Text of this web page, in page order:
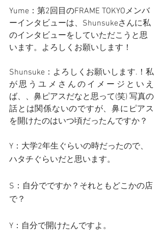
Yume：第2回目のFRAME TOKYOメンバ
ーインタビューは、Shunsukeさんに私
のインタビューをしていただこうと思
います。よろしくお願いします！
Shunsuke：よろしくお願いします.！私
が思うユメさんのイメージといえ
ば、、鼻ピアスだなと思って(笑) 写真の
話とは関係ないのですが、鼻にピアス
を開けたのはいつ頃だったんですか？
Y：大学2年生ぐらいの時だったので、
ハタチぐらいだと思います。
S：自分でですか？それともどこかの店
で？
Y：自分で開けたんですよ。